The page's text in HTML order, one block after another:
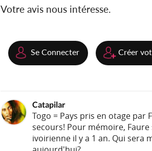
Votre avis nous intéresse.
Se Connecter Créer
Catapilar
Togo = Pays pris en otage par
secours! Pour mémoire,
ivoirienne il y a 1 an. Qui sera